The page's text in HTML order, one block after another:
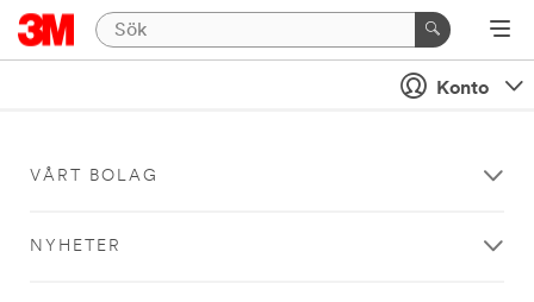
Konto
VÅRT BOLAG
NYHETER